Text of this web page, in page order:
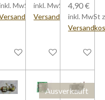
MwSt zzgl.
In den Warenkorb
inkl. MwSt zzgl.
Versandkosten
In den Warenkorb
4,90 €
inkl. MwSt
In den
Ausverkauft